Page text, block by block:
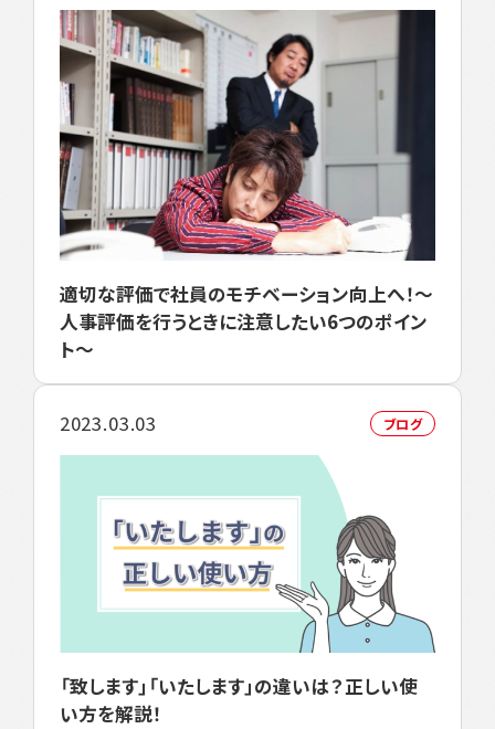
適切な評価で社員のモチベーション向上へ！～
人事評価を行うときに注意したい6つのポイン
ト～
2023.03.03 ブログ
「致します」「いたします」の違いは？正しい使
い方を解説！